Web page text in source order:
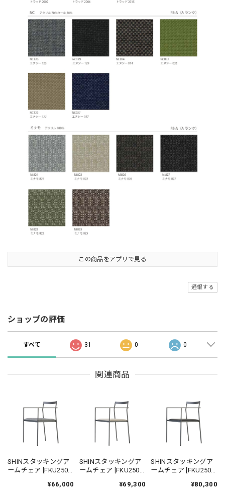
この商品をアプリで見る
通報する
ショップの評価
すべて 31 0 0
関連商品
SHINスタッキングア
ームチェア [FKU2500
ェア スタッキングチ
¥66,000
SHINスタッキングア
ームチェア [FKU2500
ダイニングチェア ス
¥69,300
SHINスタッキングア
ームチェア [FKU2500
ダイニングチェア ス
¥80,300